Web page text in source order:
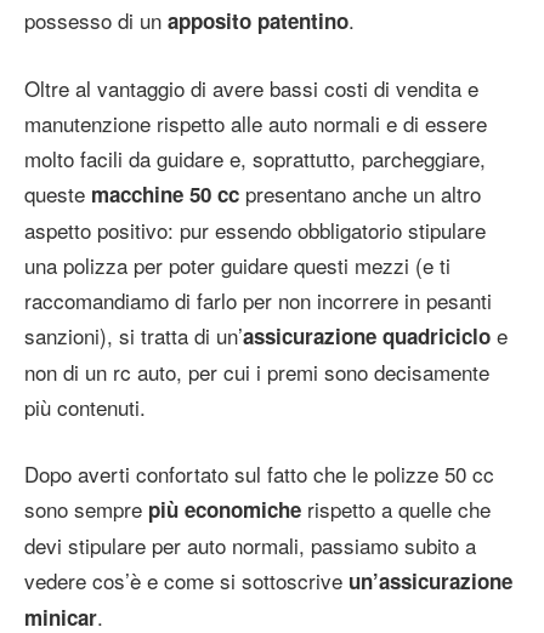
possesso di un apposito patentino.
Oltre al vantaggio di avere bassi costi di vendita e
manutenzione rispetto alle auto normali e di essere
molto facili da guidare e, soprattutto, parcheggiare,
queste macchine 50 cc presentano anche un altro
aspetto positivo: pur essendo obbligatorio stipulare
una polizza per poter guidare questi mezzi (e ti
raccomandiamo di farlo per non incorrere in pesanti
sanzioni), si tratta di un’assicurazione quadriciclo e
non di un rc auto, per cui i premi sono decisamente
più contenuti.
Dopo averti confortato sul fatto che le polizze 50 cc
sono sempre più economiche rispetto a quelle che
devi stipulare per auto normali, passiamo subito a
vedere cos’è e come si sottoscrive un’assicurazione
minicar.